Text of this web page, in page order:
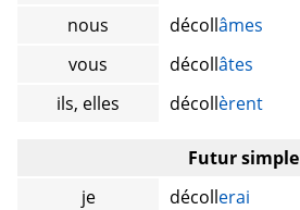
nous
décollâmes
vous
décollâtes
ils, elles
décollèrent
Futur simple
je
décollerai